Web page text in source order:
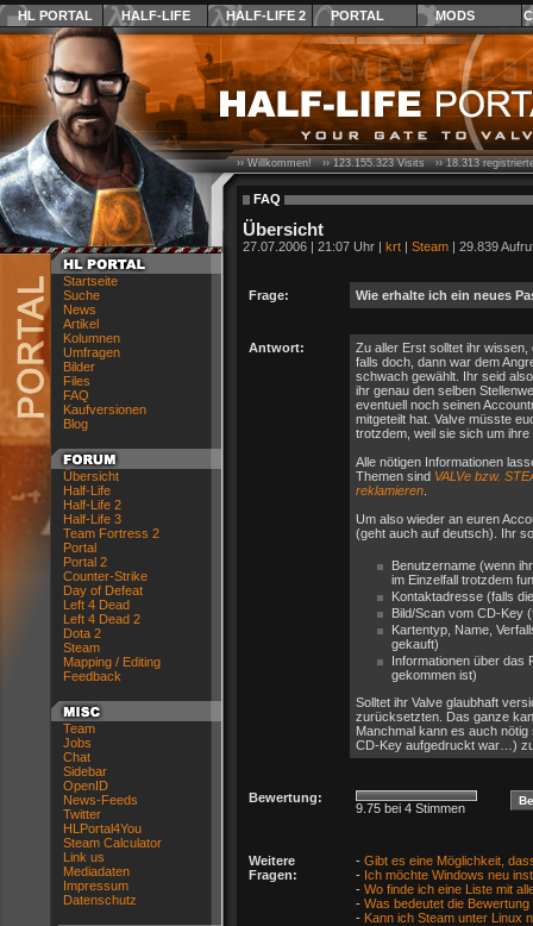
HL PORTAL HALF-LIFE HALF-LIFE 2 PORTAL MODS
Startseite
Suche
News
Artikel
Kolumnen
Umfragen
Bilder
Files
FAQ
Kaufversionen
Blog
Übersicht
Half-Life
Half-Life 2
Half-Life 3
Team Fortress 2
Portal
Portal 2
Counter-Strike
Day of Defeat
Left 4 Dead
Left 4 Dead 2
Dota 2
Steam
Mapping / Editing
Feedback
Team
Jobs
Chat
Sidebar
OpenID
News-Feeds
Twitter
HLPortal4You
Steam Calculator
Link us
Mediadaten
Impressum
Datenschutz
›› Willkommen! ››123.155.323Visits ››18.313
FAQ
Übersicht
27.07.2006 | 21:07 Uhr | krt | Steam | 29.839
Frage: Wie erhalte ich ein neues
Antwort:
Zu aller Erst solltet ihr
falls doch, dann war dem
schwach gewählt. Ihr seid
ihr genau den selben
eventuell noch seinen
mitgeteilt hat. Valve müsste
trotzdem, weil sie sich um
Alle nötigen Informationen
Themen sind VALVe bzw.
reklamieren
Um also wieder an euren
(geht auch auf deutsch). Ihr
Benutzername (wenn
im Einzelfall trotzdem
Kontaktadresse (falls
Bild/Scan vom CD-Key
Kartentyp, Name,
gekauft)
Informationen über das
gekommen ist)
Solltet ihr Valve glaubhaft
zurücksetzten. Das ganze
Manchmal kann es auch
CD-Key aufgedruckt war…)
Bewertung:
9.75 bei 4 Stimmen
Weitere
Fragen:
- Gibt es eine Möglichkeit,
- Ich möchte Windows neu
- Wo finde ich eine Liste mit
- Was bedeutet die
- Kann ich Steam unter Linux